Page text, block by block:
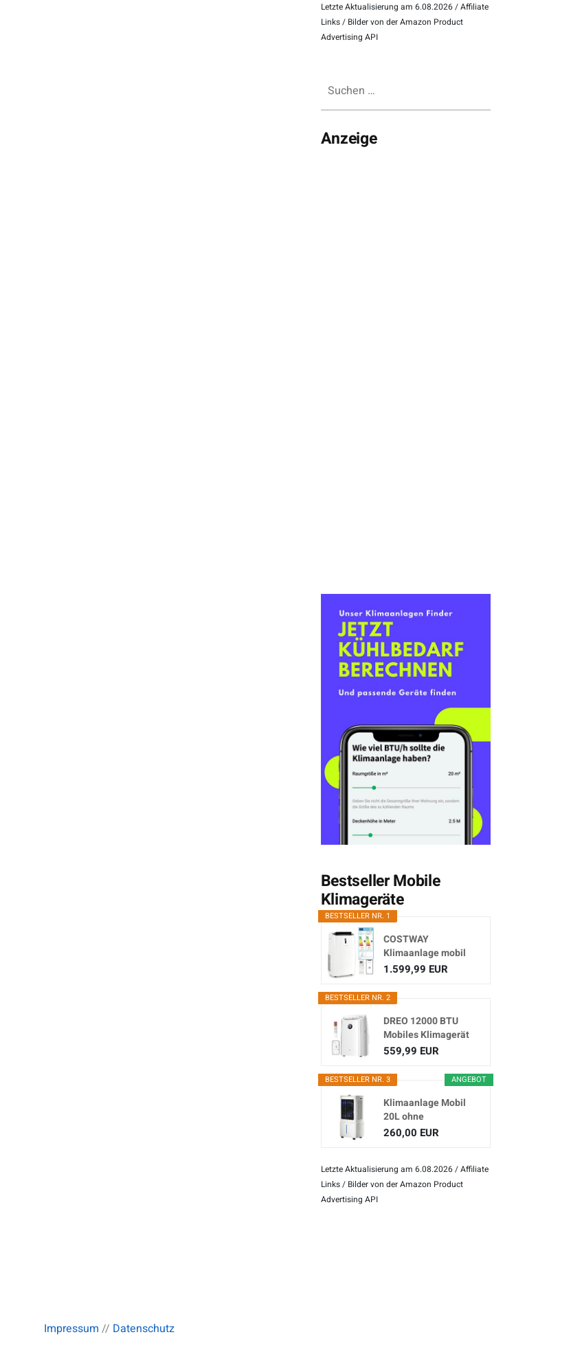
Letzte Aktualisierung am 6.08.2026 / Affiliate
Links / Bilder von der Amazon Product
Advertising API
nach:
Anzeige
Bestseller Mobile
Klimageräte
BESTSELLER NR. 1
COSTWAY
Klimaanlage mobil
16000BTU,
1.599,99 EUR
BESTSELLER NR. 2
DREO 12000 BTU
Mobiles Klimagerät
(3-in...
559,99 EUR
ANGEBOT
BESTSELLER NR. 3
Klimaanlage Mobil
20L ohne
Abluftschlauch
260,00 EUR
Letzte Aktualisierung am 6.08.2026 / Affiliate
Links / Bilder von der Amazon Product
Advertising API
Impressum // Datenschutz